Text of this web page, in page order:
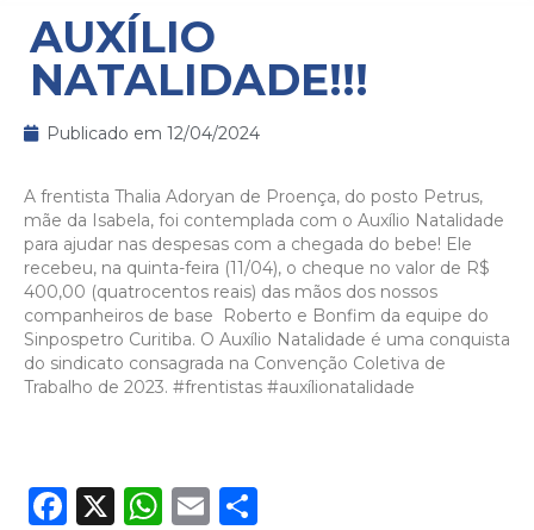
AUXÍLIO
NATALIDADE!!!
Publicado em 12/04/2024
A frentista Thalia Adoryan de Proença, do posto Petrus,
mãe da Isabela, foi contemplada com o Auxílio Natalidade
para ajudar nas despesas com a chegada do bebe! Ele
recebeu, na quinta-feira (11/04), o cheque no valor de R$
400,00 (quatrocentos reais) das mãos dos nossos
companheiros de base Roberto e Bonfim da equipe do
Sinpospetro Curitiba. O Auxílio Natalidade é uma conquista
do sindicato consagrada na Convenção Coletiva de
Trabalho de 2023. #frentistas #auxílionatalidade
Facebook
X WhatsApp
Email